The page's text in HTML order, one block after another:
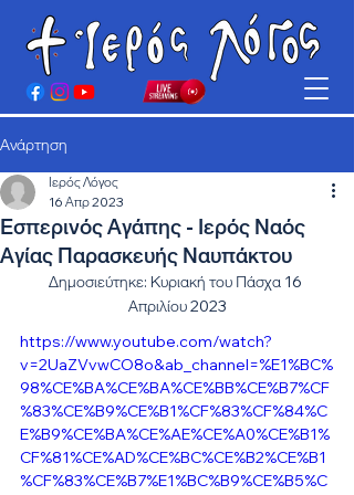
Ανάρτηση
Εσπερινός Αγάπης - Ιερός Ναός
Αγίας Παρασκευής Ναυπάκτου
Ιερός Λόγος
16 Απρ 2023
Δημοσιεύτηκε: Κυριακή του Πάσχα 16
Απριλίου 2023
https://www.youtube.com/watch?
v=2UaZVvwCO8o&ab_channel=%E1%BC%
98%CE%BA%CE%BA%CE%BB%CE%B7%CF
%83%CE%B9%CE%B1%CF%83%CF%84%C
E%B9%CE%BA%CE%AE%CE%A0%CE%B1%
CF%81%CE%AD%CE%BC%CE%B2%CE%B1
%CF%83%CE%B7%E1%BC%B9%CE%B5%C